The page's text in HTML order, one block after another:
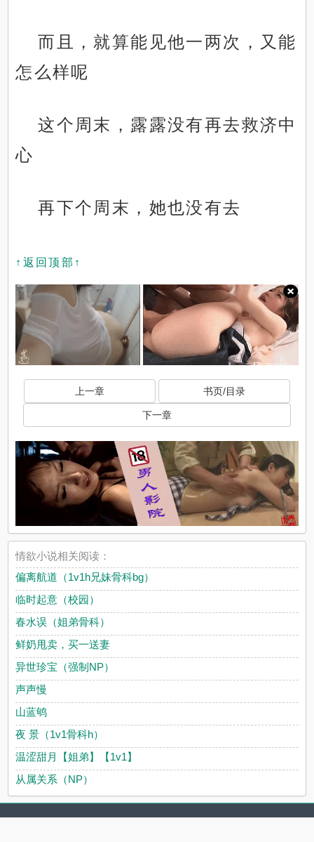
而且，就算能见他一两次，又能
怎么样呢
这个周末，露露没有再去救济中
心
再下个周末，她也没有去
↑返回顶部↑
上一章 书页/目录
下一章
情欲小说相关阅读：
偏离航道（1v1h兄妹骨科bg）
临时起意（校园）
春水误（姐弟骨科）
鲜奶甩卖，买一送妻
异世珍宝（强制NP）
声声慢
山蓝鸲
夜 景（1v1骨科h）
温涩甜月【姐弟】【1v1】
从属关系（NP）